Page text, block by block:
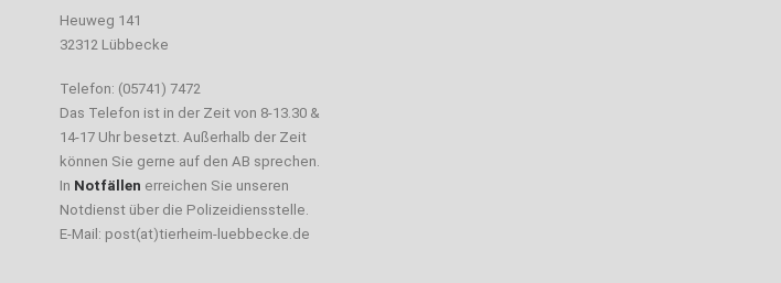
Heuweg 141
32312 Lübbecke
Telefon: (05741) 7472
Das Telefon ist in der Zeit von 8-13.30 &
14-17 Uhr besetzt. Außerhalb der Zeit
können Sie gerne auf den AB sprechen.
In Notfällen erreichen Sie unseren
Notdienst über die Polizeidiensstelle.
E-Mail: post(at)tierheim-luebbecke.de